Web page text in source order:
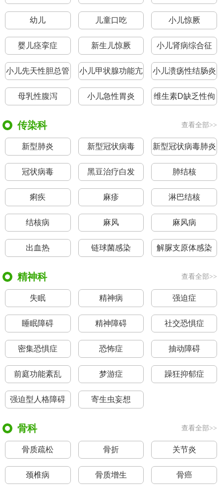
幼儿 儿童口吃 小儿惊厥
婴儿痉挛症 新生儿惊厥 小儿肾病综合征
小儿先天性胆总管
囊肿
小儿甲状腺功能亢
进症
小儿溃疡性结肠炎
母乳性腹泻 小儿急性胃炎
维生素D缺乏性佝
传染科 查看全部>>
新型肺炎 新型冠状病毒 新型冠状病毒肺炎
冠状病毒 黑豆治疗白发 肺结核
痢疾 麻疹 淋巴结核
结核病 麻风 麻风病
出血热 链球菌感染 解脲支原体感染
精神科 查看全部>>
失眠 精神病 强迫症
睡眠障碍 精神障碍 社交恐惧症
密集恐惧症 恐怖症 抽动障碍
前庭功能紊乱 梦游症 躁狂抑郁症
强迫型人格障碍 寄生虫妄想
骨科 查看全部>>
骨质疏松 骨折 关节炎
颈椎病 骨质增生 骨癌